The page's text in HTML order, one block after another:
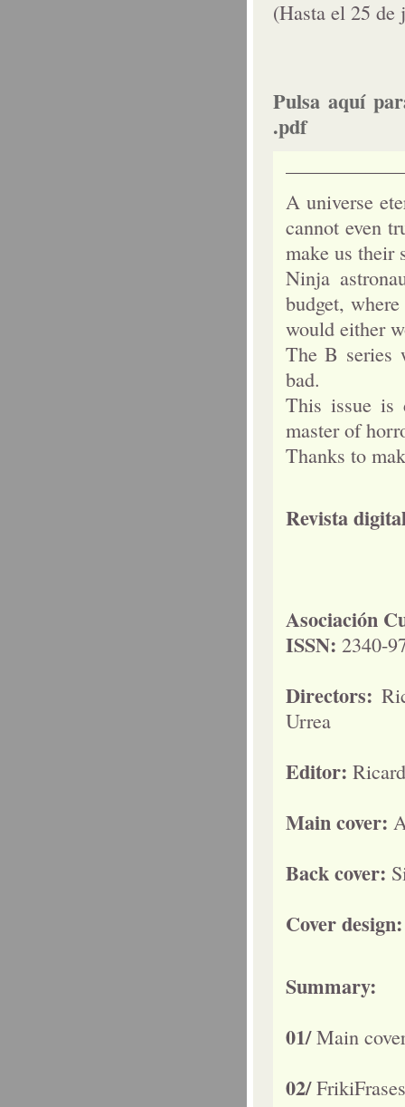
(Hasta el 25 de
Pulsa aquí
.pdf
A universe
cannot even
make us their
Ninja
budget,
would either
The B series
bad.
This issue is
master of
Thanks to
Revista
Asociación
ISSN: 2340-
Directors:
Urrea
Editor:
Main cover:
Back cover:
Cover
Summary:
01/Main
02/FrikiFrases